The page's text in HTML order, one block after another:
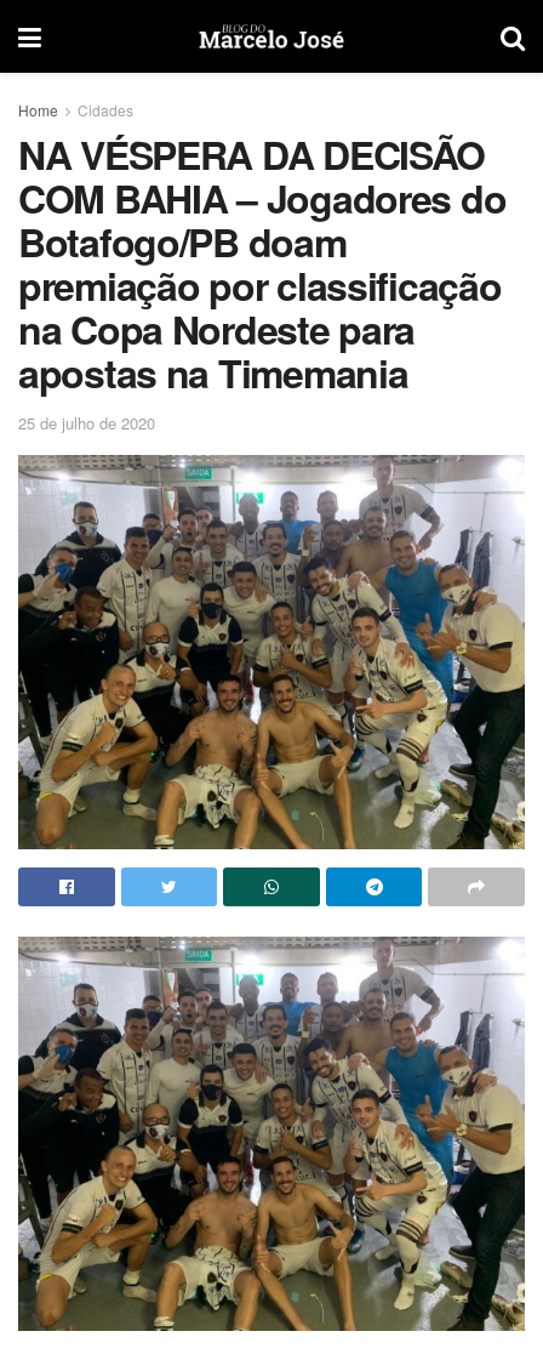
Home Cidades
NA VÉSPERA DA DECISÃO
COM BAHIA – Jogadores do
Botafogo/PB doam
premiação por classificação
na Copa Nordeste para
apostas na Timemania
25 de julho de 2020